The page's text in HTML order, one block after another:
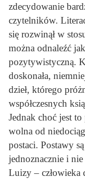
zdecydowanie
czytelników.
się rozwinął w
można odnaleźć
pozytywistyczną.
doskonała,
dzieł, którego
współczesnych
Jednak choć jest
wolna od
postaci. Postawy
jednoznacznie i
Luizy – człowieka